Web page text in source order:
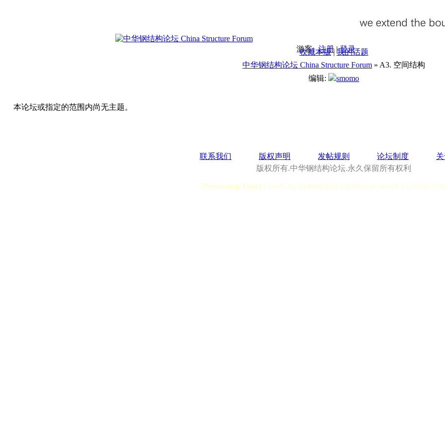
游客:注册|登录
收藏本版| 我的话题
中华钢结构论坛 China Structure Forum » A3. 空间结构
编辑:
smomo
本论坛或指定的范围内尚无主题。
联系我们 版权声明 发帖规则 论坛制度
版权所有.中华钢结构论坛.永久保留所有权利
[Processing Time] User:0.28, System:0.03, Children of user:0, Children of